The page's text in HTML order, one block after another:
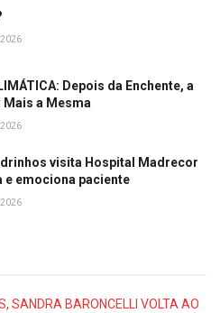
2026
Depois da Enchente, a
Mais a Mesma
2026
visita Hospital Madrecor
e emociona paciente
2026
SANDRA BARONCELLI VOLTA AO